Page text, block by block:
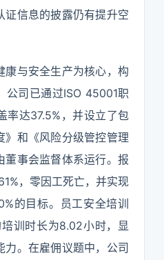
证信息的披露仍有提升空
康与安全生产为核心，构
公司已通过ISO 45001职
率达37.5%，并设立了包
》和《风险分级管控管理
董事会监督体系运行。报
，零因工死亡，并实现
的目标。员工安全培训
训时长为8.02小时，显
。在雇佣议题中，公司